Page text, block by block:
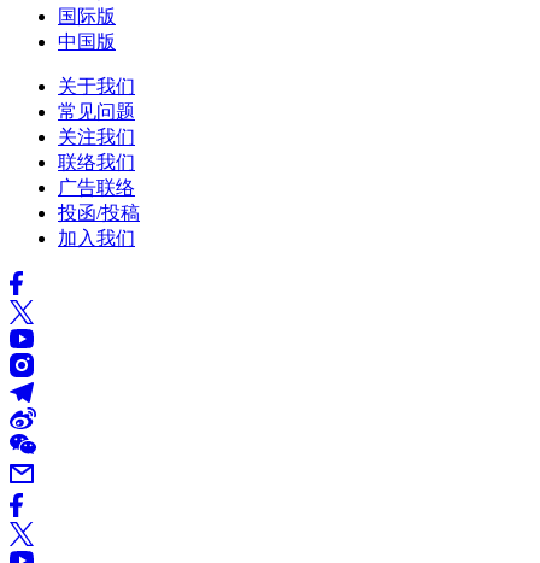
国际版
中国版
关于我们
常见问题
关注我们
联络我们
广告联络
投函/投稿
加入我们